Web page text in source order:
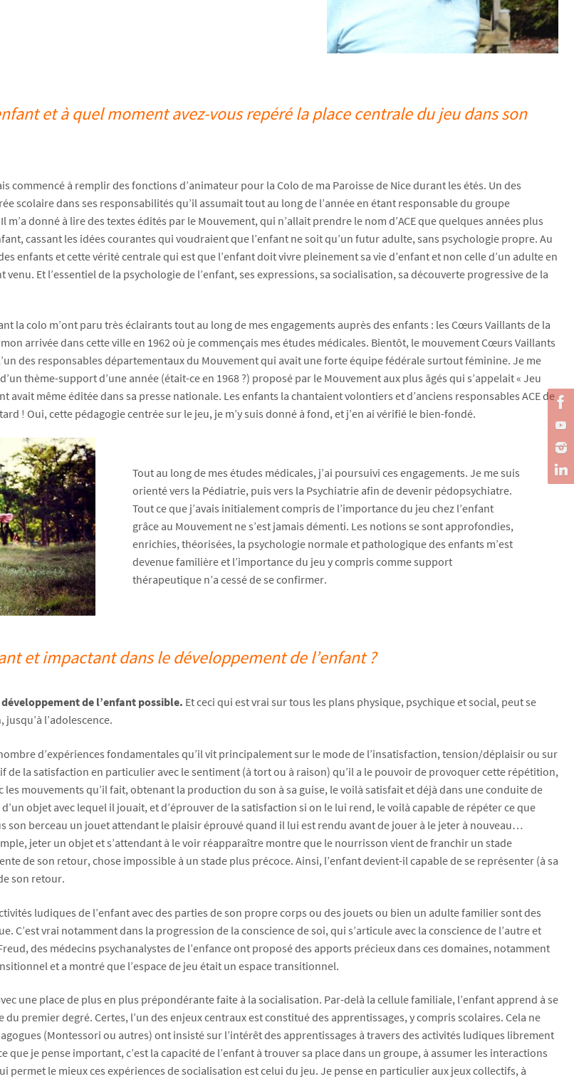
et à quel moment avez-vous repéré la place centrale du jeu dans son
commencé à remplir des fonctions d’animateur pour la Colo de ma Paroisse de Nice durant les étés. Un des
scolaire dans ses responsabilités qu’il assumait tout au long de l’année en étant responsable du groupe
donné à lire des textes édités par le Mouvement, qui n’allait prendre le nom d’ACE que quelques années plus
cassant les idées courantes qui voudraient que l’enfant ne soit qu’un futur adulte, sans psychologie propre. Au
enfants et cette vérité centrale qui est que l’enfant doit vivre pleinement sa vie d’enfant et non celle d’un adulte en
Et l’essentiel de la psychologie de l’enfant, ses expressions, sa socialisation, sa découverte progressive de la
la colo m’ont paru très éclairants tout au long de mes engagements auprès des enfants : les Cœurs Vaillants de la
arrivée dans cette ville en 1962 où je commençais mes études médicales. Bientôt, le mouvement Cœurs Vaillants
des responsables départementaux du Mouvement qui avait une forte équipe fédérale surtout féminine. Je me
thème-support d’une année (était-ce en 1968 ?) proposé par le Mouvement aux plus âgés qui s’appelait « Jeu
avait même éditée dans sa presse nationale. Les enfants la chantaient volontiers et d’anciens responsables ACE de
! Oui, cette pédagogie centrée sur le jeu, je m’y suis donné à fond, et j’en ai vérifié le bien-fondé.
Tout au long de mes études médicales, j’ai poursuivi ces engagements. Je me suis
orienté vers la Pédiatrie, puis vers la Psychiatrie afin de devenir pédopsychiatre.
Tout ce que j’avais initialement compris de l’importance du jeu chez l’enfant
grâce au Mouvement ne s’est jamais démenti. Les notions se sont approfondies,
enrichies, théorisées, la psychologie normale et pathologique des enfants m’est
devenue familière et l’importance du jeu y compris comme support
thérapeutique n’a cessé de se confirmer.
et impactant dans le développement de l’enfant ?
développement de l’enfant possible. Et ceci qui est vrai sur tous les plans physique, psychique et social, peut se
l’adolescence.
d’expériences fondamentales qu’il vit principalement sur le mode de l’insatisfaction, tension/déplaisir ou sur
la satisfaction en particulier avec le sentiment (à tort ou à raison) qu’il a le pouvoir de provoquer cette répétition,
mouvements qu’il fait, obtenant la production du son à sa guise, le voilà satisfait et déjà dans une conduite de
objet avec lequel il jouait, et d’éprouver de la satisfaction si on le lui rend, le voilà capable de répéter ce que
son berceau un jouet attendant le plaisir éprouvé quand il lui est rendu avant de jouer à le jeter à nouveau…
jeter un objet et s’attendant à le voir réapparaître montre que le nourrisson vient de franchir un stade
de son retour, chose impossible à un stade plus précoce. Ainsi, l’enfant devient-il capable de se représenter (à sa
son retour.
ludiques de l’enfant avec des parties de son propre corps ou des jouets ou bien un adulte familier sont des
vrai notamment dans la progression de la conscience de soi, qui s’articule avec la conscience de l’autre et
des médecins psychanalystes de l’enfance ont proposé des apports précieux dans ces domaines, notamment
et a montré que l’espace de jeu était un espace transitionnel.
une place de plus en plus prépondérante faite à la socialisation. Par-delà la cellule familiale, l’enfant apprend à se
premier degré. Certes, l’un des enjeux centraux est constitué des apprentissages, y compris scolaires. Cela ne
(Montessori ou autres) ont insisté sur l’intérêt des apprentissages à travers des activités ludiques librement
je pense important, c’est la capacité de l’enfant à trouver sa place dans un groupe, à assumer les interactions
permet le mieux ces expériences de socialisation est celui du jeu. Je pense en particulier aux jeux collectifs, à